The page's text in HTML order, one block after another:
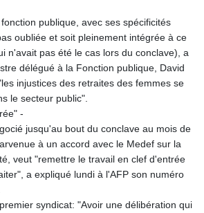
publique, avec ses spécificités
oubliée et soit pleinement intégrée à ce
n'avait pas été le cas lors du conclave), a
délégué à la Fonction publique, David
injustices des retraites des femmes se
le secteur public".
-
jusqu'au bout du conclave au mois de
à un accord avec le Medef sur la
veut "remettre le travail en clef d'entrée
a expliqué lundi à l'AFP son numéro
syndicat: "Avoir une délibération qui